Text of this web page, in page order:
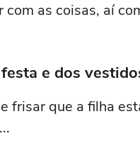
as coisas, aí
e dos
frisar que a filha